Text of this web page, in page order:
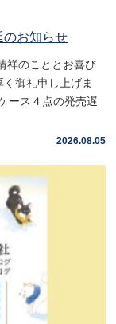
お知らせ
祥のこととお喜び
御礼申し上げま
ース４点の発売遅
2026.08.05